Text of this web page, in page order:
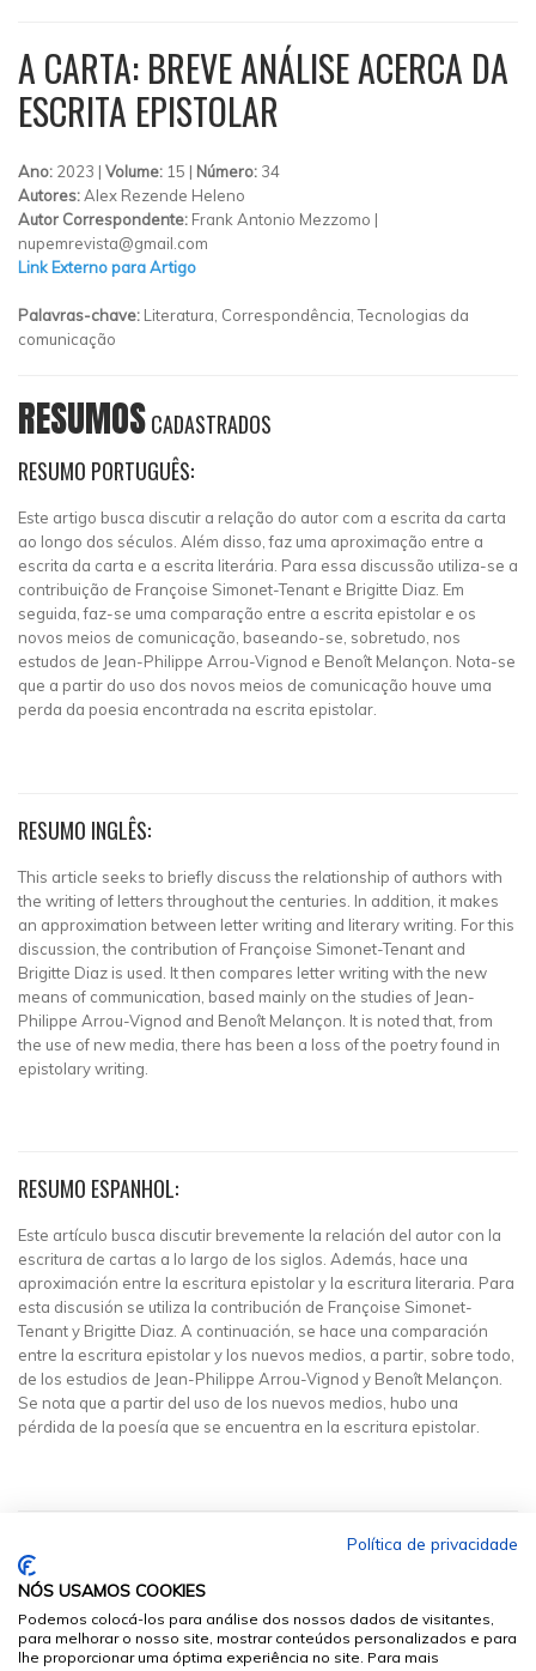
A CARTA: BREVE ANÁLISE ACERCA DA
ESCRITA EPISTOLAR
Ano: 2023 | Volume: 15 | Número: 34
Autores:Alex Rezende Heleno
Autor Correspondente: Frank Antonio Mezzomo |
nupemrevista@gmail.com
Link Externo para Artigo
Palavras-chave: Literatura, Correspondência, Tecnologias da
comunicação
RESUMOSCADASTRADOS
RESUMO PORTUGUÊS:
Este artigo busca discutir a relação do autor com a escrita da carta
ao longo dos séculos. Além disso, faz uma aproximação entre a
escrita da carta e a escrita literária. Para essa discussão utiliza-se a
contribuição de Françoise Simonet-Tenant e Brigitte Diaz. Em
seguida, faz-se uma comparação entre a escrita epistolar e os
novos meios de comunicação, baseando-se, sobretudo, nos
estudos de Jean-Philippe Arrou-Vignod e Benoît Melançon. Nota-se
que a partir do uso dos novos meios de comunicação houve uma
perda da poesia encontrada na escrita epistolar.
RESUMO INGLÊS:
This article seeks to briefly discuss the relationship of authors with
the writing of letters throughout the centuries. In addition, it makes
an approximation between letter writing and literary writing. For this
discussion, the contribution of Françoise Simonet-Tenant and
Brigitte Diaz is used. It then compares letter writing with the new
means of communication, based mainly on the studies of Jean-
Philippe Arrou-Vignod and Benoît Melançon. It is noted that, from
the use of new media, there has been a loss of the poetry found in
epistolary writing.
RESUMO ESPANHOL:
Este artículo busca discutir brevemente la relación del autor con la
escritura de cartas a lo largo de los siglos. Además, hace una
aproximación entre la escritura epistolar y la escritura literaria. Para
esta discusión se utiliza la contribución de Françoise Simonet-
Tenant y Brigitte Diaz. A continuación, se hace una comparación
entre la escritura epistolar y los nuevos medios, a partir, sobre todo,
de los estudios de Jean-Philippe Arrou-Vignod y Benoît Melançon.
Se nota que a partir del uso de los nuevos medios, hubo una
pérdida de la poesía que se encuentra en la escritura epistolar.
Política de privacidade
NÓS USAMOS COOKIES
Podemos colocá-los para análise dos nossos dados de visitantes,
para melhorar o nosso site, mostrar conteúdos personalizados e para
lhe proporcionar uma óptima experiência no site. Para mais